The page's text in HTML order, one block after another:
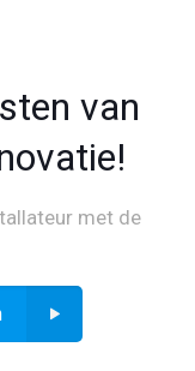
van
met de